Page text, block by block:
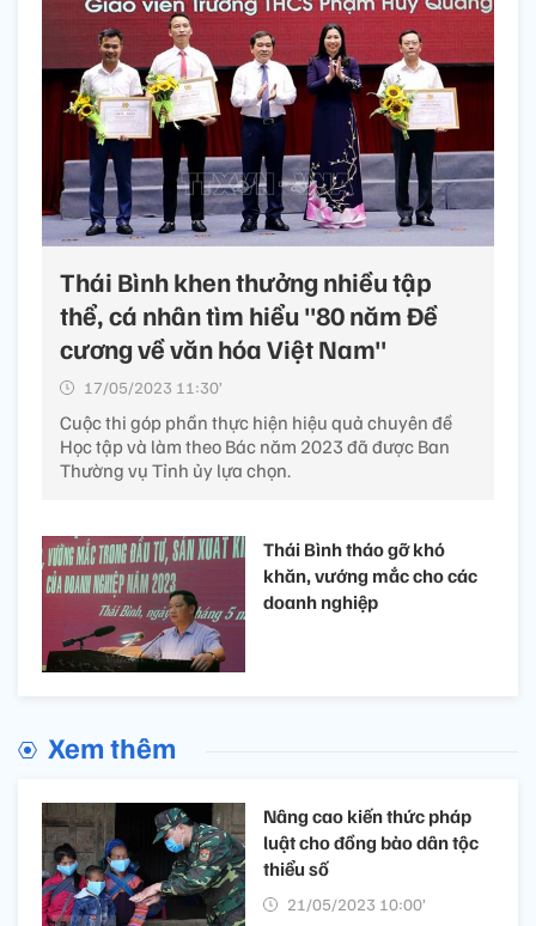
Thái Bình khen thưởng nhiều tập
thể, cá nhân tìm hiểu "80 năm Đề
cương về văn hóa Việt Nam"
17/05/2023 11:30’
Cuộc thi góp phần thực hiện hiệu quả chuyên đề
Học tập và làm theo Bác năm 2023 đã được Ban
Thường vụ Tỉnh ủy lựa chọn.
Thái Bình tháo gỡ khó
khăn, vướng mắc cho các
doanh nghiệp
Xem thêm
Nâng cao kiến thức pháp
luật cho đồng bào dân tộc
thiểu số
21/05/2023 10:00’